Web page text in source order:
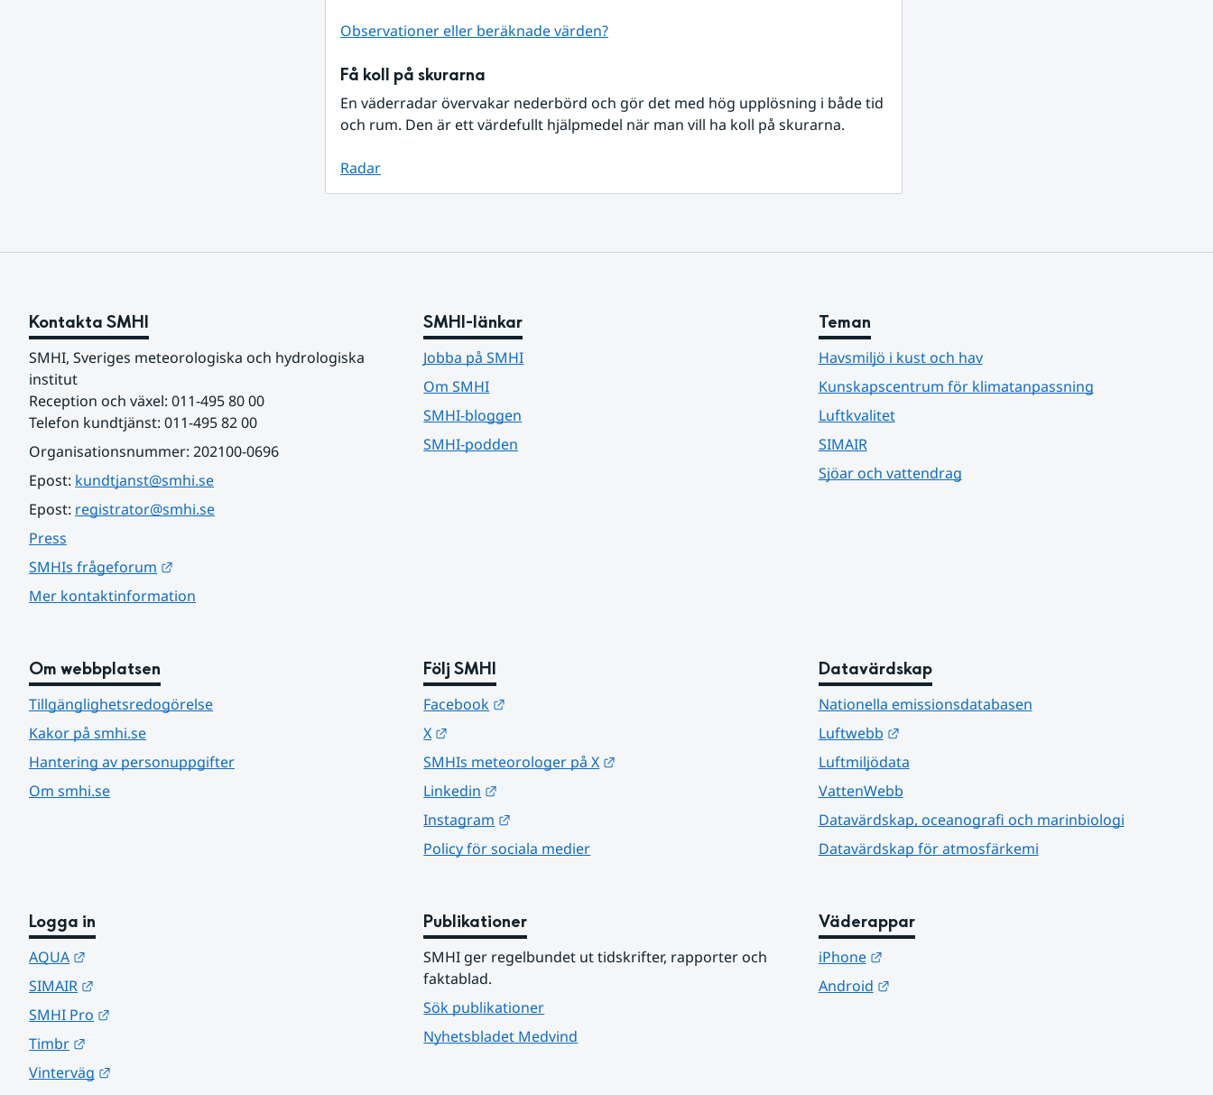
Observationer eller beräknade värden?
Få koll på skurarna
En väderradar övervakar nederbörd och gör det med hög upplösning i både tid
och rum. Den är ett värdefullt hjälpmedel när man vill ha koll på skurarna.
Radar
Kontakta SMHI
SMHI, Sveriges meteorologiska och hydrologiska
institut
Reception och växel: 011-495 80 00
Telefon kundtjänst: 011-495 82 00
Organisationsnummer: 202100-0696
Epost: kundtjanst@smhi.se
Epost: registrator@smhi.se
Press
SMHIs frågeforum
Mer kontaktinformation
SMHI-länkar
Jobba på SMHI
Om SMHI
SMHI-bloggen
SMHI-podden
Teman
Havsmiljö i kust och hav
Kunskapscentrum för klimatanpassning
Luftkvalitet
SIMAIR
Sjöar och vattendrag
Om webbplatsen
Tillgänglighetsredogörelse
Kakor på smhi.se
Hantering av personuppgifter
Om smhi.se
Följ SMHI
Facebook
X
SMHIs meteorologer på X
Linkedin
Instagram
Policy för sociala medier
Datavärdskap
Nationella emissionsdatabasen
Luftwebb
Länk till annan webbplats.
Luftmiljödata
VattenWebb
Datavärdskap, oceanografi och marinbiologi
Datavärdskap för atmosfärkemi
Logga in
AQUA
SIMAIR
SMHI Pro
Timbr
Vinterväg
Publikationer
SMHI ger regelbundet ut tidskrifter, rapporter och
faktablad.
Sök publikationer
Nyhetsbladet Medvind
Väderappar
iPhone
Länk till annan webbplats.
Android
Länk till annan webbplats.